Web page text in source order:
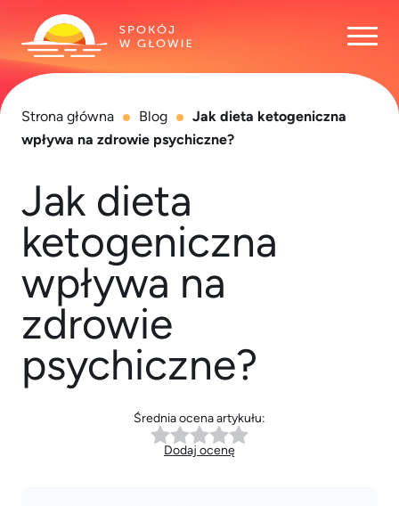
Strona główna Blog
Jak dieta ketogeniczna
wpływa na zdrowie psychiczne?
Jak dieta
ketogeniczna
wpływa na
zdrowie
psychiczne?
Średnia ocena artykułu:
Dodaj ocenę